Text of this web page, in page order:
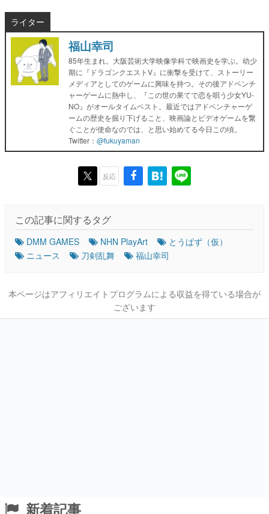
ライター
福山幸司
85年生まれ。大阪芸術大学映像学科で映画史を学ぶ。幼少
期に『ドラゴンクエストV』に衝撃を受けて、ストーリー
メディアとしてのゲームに興味を持つ。その後アドベンチ
ャーゲームに熱中し、『この世の果てで恋を唄う少女YU-
NO』がオールタイムベスト。最近ではアドベンチャーゲ
ームの歴史を掘り下げること、映画論とビデオゲームを繋
ぐことが使命なのでは、と思い始めてる今日この頃。
Twitter： @fukuyaman
反応
この記事に関するタグ
DMM GAMES NHN PlayArt
とうぱず（仮）
ニュース
刀剣乱舞 福山幸司
本ページはアフィリエイトプログラムによる収益を得ている場合が
ございます
新着記事